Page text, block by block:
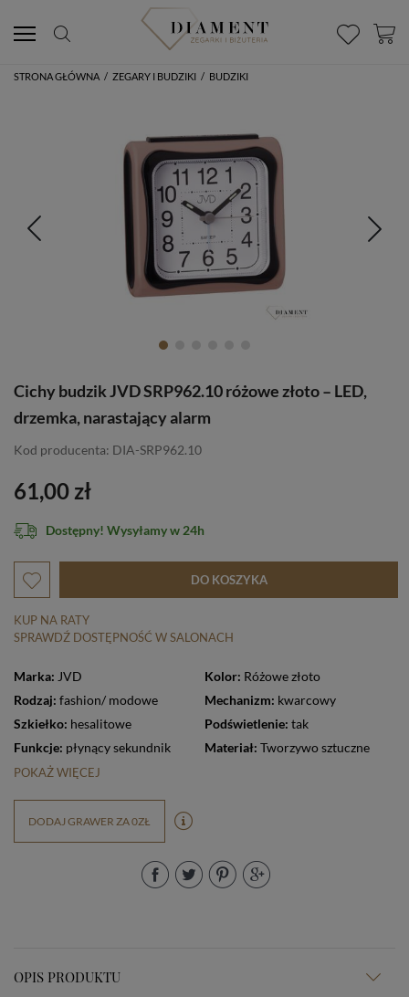
STRONA GŁÓWNA / ZEGARY I BUDZIKI / BUDZIKI
Cichy budzik JVD SRP962.10 różowe złoto – LED,
drzemka, narastający alarm
Kod producenta: DIA-SRP962.10
61,00 zł
Dostępny! Wysyłamy w 24h
DO KOSZYKA
KUP NA RATY
SPRAWDŹ DOSTĘPNOŚĆ W SALONACH
Marka: JVD Kolor: Różowe złoto
Rodzaj: fashion/ modowe Mechanizm: kwarcowy
Szkiełko: hesalitowe Podświetlenie: tak
Funkcje: płynący sekundnik Materiał: Tworzywo sztuczne
POKAŻ WIĘCEJ
DODAJ GRAWER ZA 0ZŁ
OPIS PRODUKTU